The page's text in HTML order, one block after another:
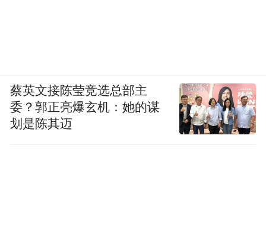
蔡英文接陈莹竞选总部主
委？郭正亮爆玄机：她的谋
划是陈其迈